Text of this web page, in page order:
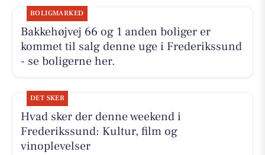
BOLIGMARKED
Bakkehøjvej 66 og 1 anden boliger er
kommet til salg denne uge i Frederikssund
- se boligerne her.
DET SKER
Hvad sker der denne weekend i
Frederikssund: Kultur, film og
vinoplevelser